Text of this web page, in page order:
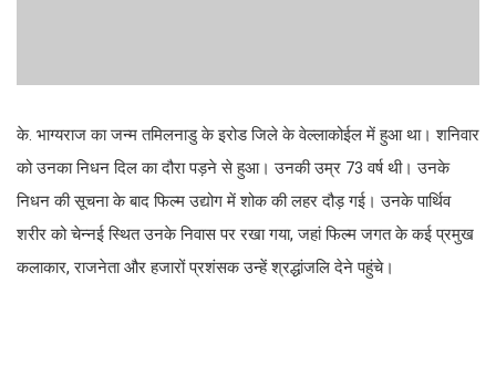
के. भाग्यराज का जन्म तमिलनाडु के इरोड जिले के वेल्लाकोईल में हुआ था। शनिवार
को उनका निधन दिल का दौरा पड़ने से हुआ। उनकी उम्र 73 वर्ष थी। उनके
निधन की सूचना के बाद फिल्म उद्योग में शोक की लहर दौड़ गई। उनके पार्थिव
शरीर को चेन्नई स्थित उनके निवास पर रखा गया, जहां फिल्म जगत के कई प्रमुख
कलाकार, राजनेता और हजारों प्रशंसक उन्हें श्रद्धांजलि देने पहुंचे।